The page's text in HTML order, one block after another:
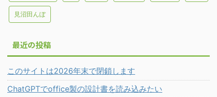
見沼田んぼ
最近の投稿
このサイトは2026年末で閉鎖します
ChatGPTでoffice製の設計書を読み込みたい